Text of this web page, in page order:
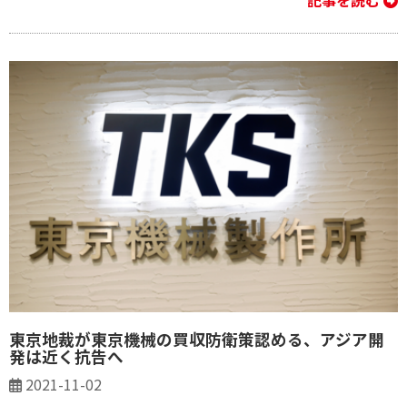
東京地裁が東京機械の買収防衛策認める、アジア開
発は近く抗告へ
2021-11-02